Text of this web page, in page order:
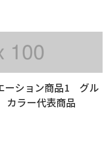
ーション商品1 グル
ラー代表商品